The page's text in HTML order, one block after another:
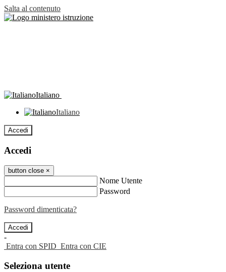
Salta al contenuto
Italiano
Italiano
Accedi
Accedi
button close ×
Nome Utente
Password
Password dimenticata?
-
Entra con SPID Entra con CIE
Seleziona utente